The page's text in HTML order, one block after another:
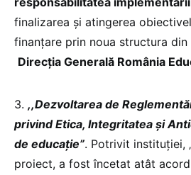
finalizarea și atingerea
finanțare prin noua structura
Direcția Generală România
3. ,,Dezvoltarea de
privind Etica, Integritatea și
de educație”. Potrivit instituției,
proiect, a fost încetat atât